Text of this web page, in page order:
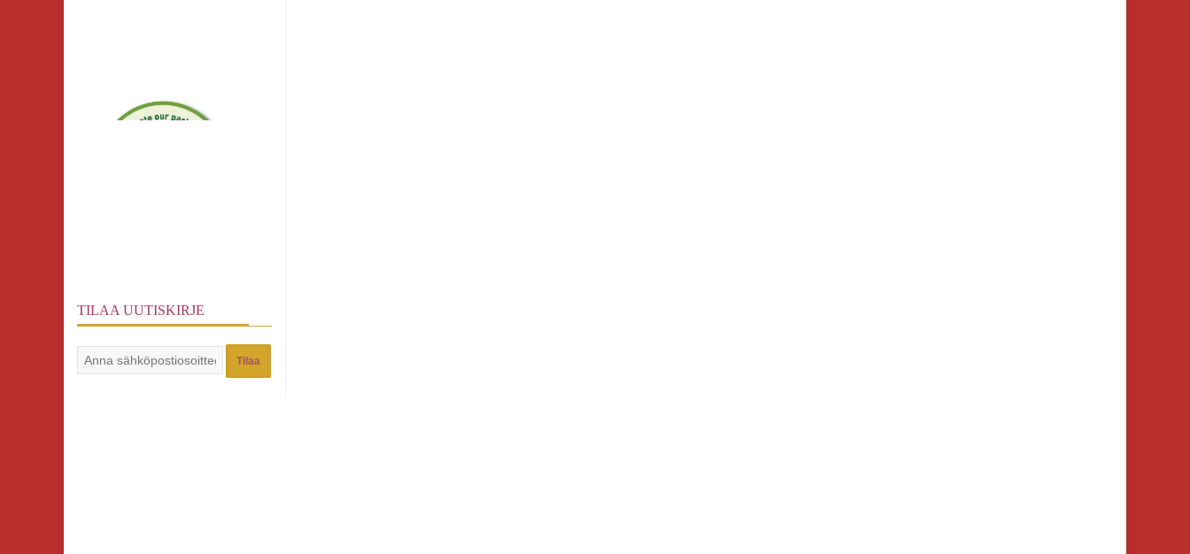
TILAA UUTISKIRJE
Tilaa